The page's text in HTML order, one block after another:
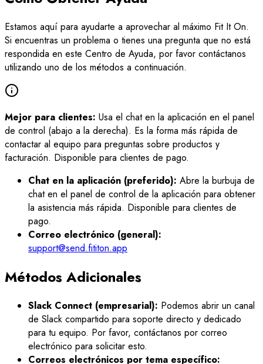
Estamos aquí para ayudarte a aprovechar al máximo Fit It On.
Si encuentras un problema o tienes una pregunta que no está
respondida en este Centro de Ayuda, por favor contáctanos
utilizando uno de los métodos a continuación.
Mejor para clientes: Usa el chat en la aplicación en el panel
de control (abajo a la derecha). Es la forma más rápida de
contactar al equipo para preguntas sobre productos y
facturación. Disponible para clientes de pago.
Chat en la aplicación (preferido): Abre la burbuja de
chat en el panel de control de la aplicación para obtener
la asistencia más rápida. Disponible para clientes de
pago.
Correo electrónico (general):
support@send.fititon.app
Métodos Adicionales
Slack Connect (empresarial): Podemos abrir un canal
de Slack compartido para soporte directo y dedicado
para tu equipo. Por favor, contáctanos por correo
electrónico para solicitar esto.
Correos electrónicos por tema específico: